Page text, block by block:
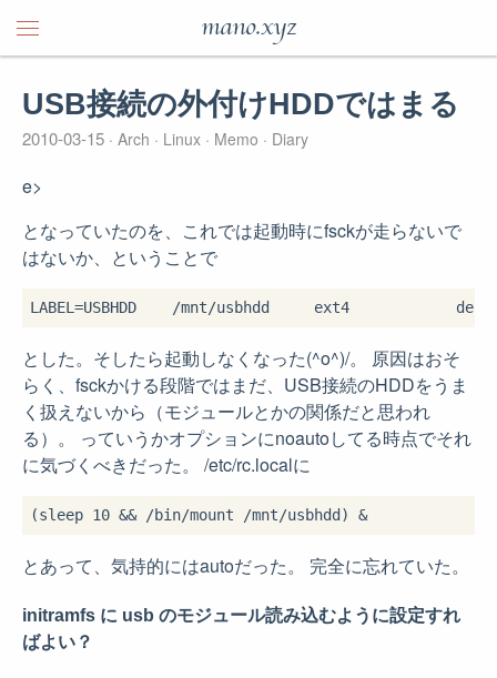
mano.xyz
USB接続の外付けHDDではまる
2010-03-15 Arch Linux Memo Diary
e>
となっていたのを、これでは起動時にfsckが走らないで
はないか、ということで
とした。そしたら起動しなくなった(^o^)/。 原因はおそ
らく、fsckかける段階ではまだ、USB接続のHDDをうま
く扱えないから（モジュールとかの関係だと思われ
る）。 っていうかオプションにnoautoしてる時点でそれ
に気づくべきだった。 /etc/rc.localに
とあって、気持的にはautoだった。 完全に忘れていた。
initramfs に usb のモジュール読み込むように設定すれ
ばよい？